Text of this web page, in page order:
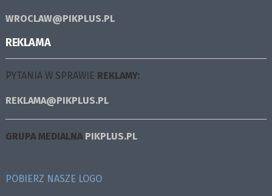
WROCLAW@PIKPLUS.PL
REKLAMA
PYTANIA W SPRAWIE REKLAMY:
REKLAMA@PIKPLUS.PL
GRUPA MEDIALNA PIKPLUS.PL
POBIERZ NASZE LOGO